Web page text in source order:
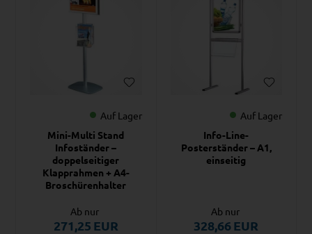
Auf Lager
Mini-Multi Stand
Infoständer –
doppelseitiger
Klapprahmen + A4-
Broschürenhalter
Ab nur
271,25 EUR
Auf Lager
Info-Line-
Posterständer – A1,
einseitig
Ab nur
328,66EUR